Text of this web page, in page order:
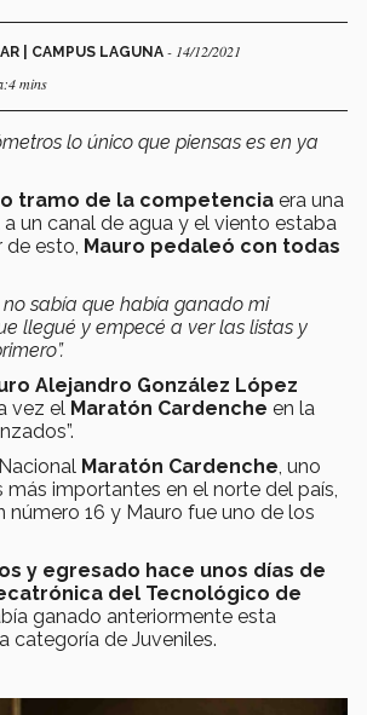
| CAMPUS LAGUNA - 14/12/2021
mins
lo único que piensas es en ya
tramo de la competencia era una
un canal de agua y el viento estaba
esto, Mauro pedaleó con todas
no sabía que había ganado mi
llegué y empecé a ver las listas y
Alejandro González López
vez el Maratón Cardenche en la
Maratón Cardenche , uno
importantes en el norte del país,
número 16 y Mauro fue uno de los
y egresado hace unos días de
del Tecnológico de
ganado anteriormente esta
categoría de Juveniles.